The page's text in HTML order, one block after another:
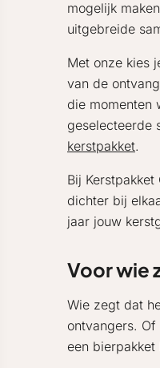
mogelijk
uitgebreide
Met onze kies
van de
die momenten
geselecteerde
kerstpakket.
Bij
dichter bij
jaar jouw
Voor wie
Wie zegt dat
ontvangers.
een